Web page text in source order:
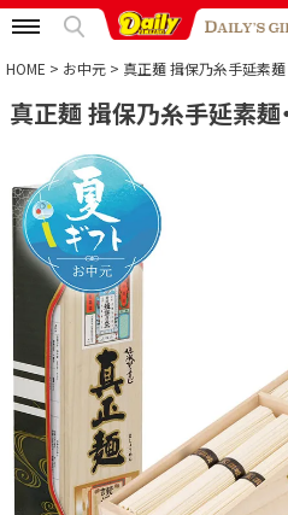
特集から選ぶ
予算から選ぶ
カテゴリから選ぶ
贈る相手から選ぶ
HOME お中元 真正麺 揖保乃糸手延素
真正麺 揖保乃糸手延素麺